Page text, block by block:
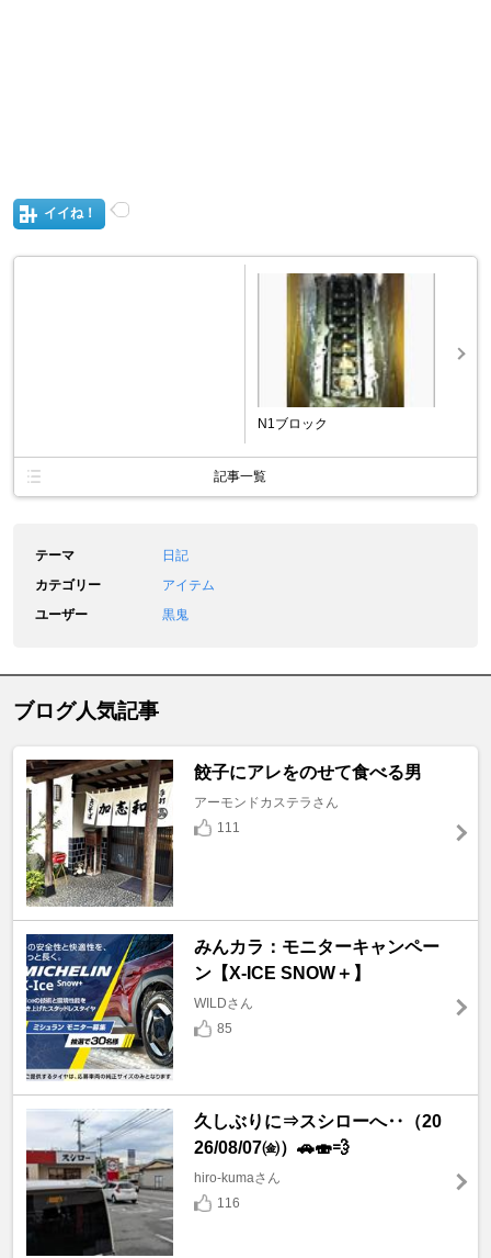
イイね！
N1ブロック
記事一覧
テーマ
日記
カテゴリー
アイテム
ユーザー
黒鬼
ブログ人気記事
餃子にアレをのせて食べる男
アーモンドカステラさん
111
みんカラ：モニターキャンペー
ン【X-ICE SNOW＋】
WILDさん
85
久しぶりに⇒スシローへ‥（20
26/08/07㈮）🚗🍣💨
hiro-kumaさん
116